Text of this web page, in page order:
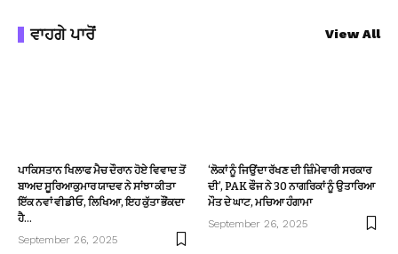
ਵਾਹਗੇ ਪਾਰੋਂ View All
ਪਾਕਿਸਤਾਨ ਖਿਲਾਫ ਮੈਚ ਦੌਰਾਨ ਹੋਏ ਵਿਵਾਦ ਤੋਂ
ਬਾਅਦ ਸੂਰਿਆਕੁਮਾਰ ਯਾਦਵ ਨੇ ਸਾਂਝਾ ਕੀਤਾ
ਇੱਕ ਨਵਾਂ ਵੀਡੀਓ, ਲਿਖਿਆ, ਇਹ ਕੁੱਤਾ ਭੌਂਕਦਾ
ਹੈ…
September 26, 2025
‘ਲੋਕਾਂ ਨੂੰ ਜਿਉਂਦਾ ਰੱਖਣ ਦੀ ਜ਼ਿੰਮੇਵਾਰੀ ਸਰਕਾਰ
ਦੀ’, PAK ਫੌਜ ਨੇ 30 ਨਾਗਰਿਕਾਂ ਨੂੰ ਉਤਾਰਿਆ
ਮੌਤ ਦੇ ਘਾਟ, ਮਚਿਆ ਹੰਗਾਮਾ
September 26, 2025